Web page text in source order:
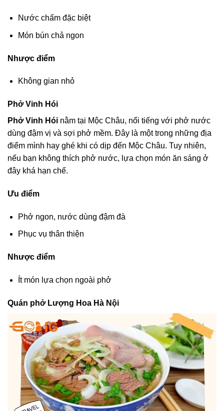
Nước chấm đặc biệt
Món bún chả ngon
Nhược điểm
Không gian nhỏ
Phở Vinh Hói
Phở Vinh Hói nằm tại Mộc Châu, nổi tiếng với phở nước
dùng đậm vị và sợi phở mềm. Đây là một trong những địa
điểm mình hay ghé khi có dịp đến Mộc Châu. Tuy nhiên,
nếu bạn không thích phở nước, lựa chọn món ăn sáng ở
đây khá hạn chế.
Ưu điểm
Phở ngon, nước dùng đậm đà
Phục vụ thân thiện
Nhược điểm
Ít món lựa chọn ngoài phở
Quán phở Lượng Hoa Hà Nội